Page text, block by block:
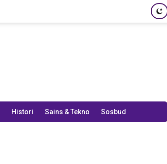
Histori Sains & Tekno Sosbud